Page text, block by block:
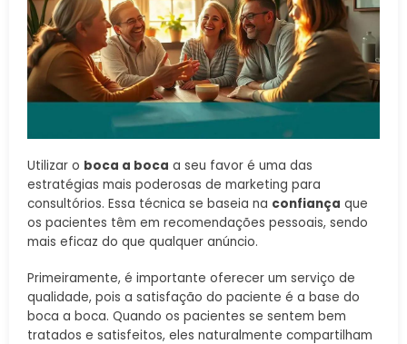
Utilizar o boca a boca a seu favor é uma das
estratégias mais poderosas de marketing para
consultórios. Essa técnica se baseia na confiança que
os pacientes têm em recomendações pessoais, sendo
mais eficaz do que qualquer anúncio.
Primeiramente, é importante oferecer um serviço de
qualidade, pois a satisfação do paciente é a base do
boca a boca. Quando os pacientes se sentem bem
tratados e satisfeitos, eles naturalmente compartilham